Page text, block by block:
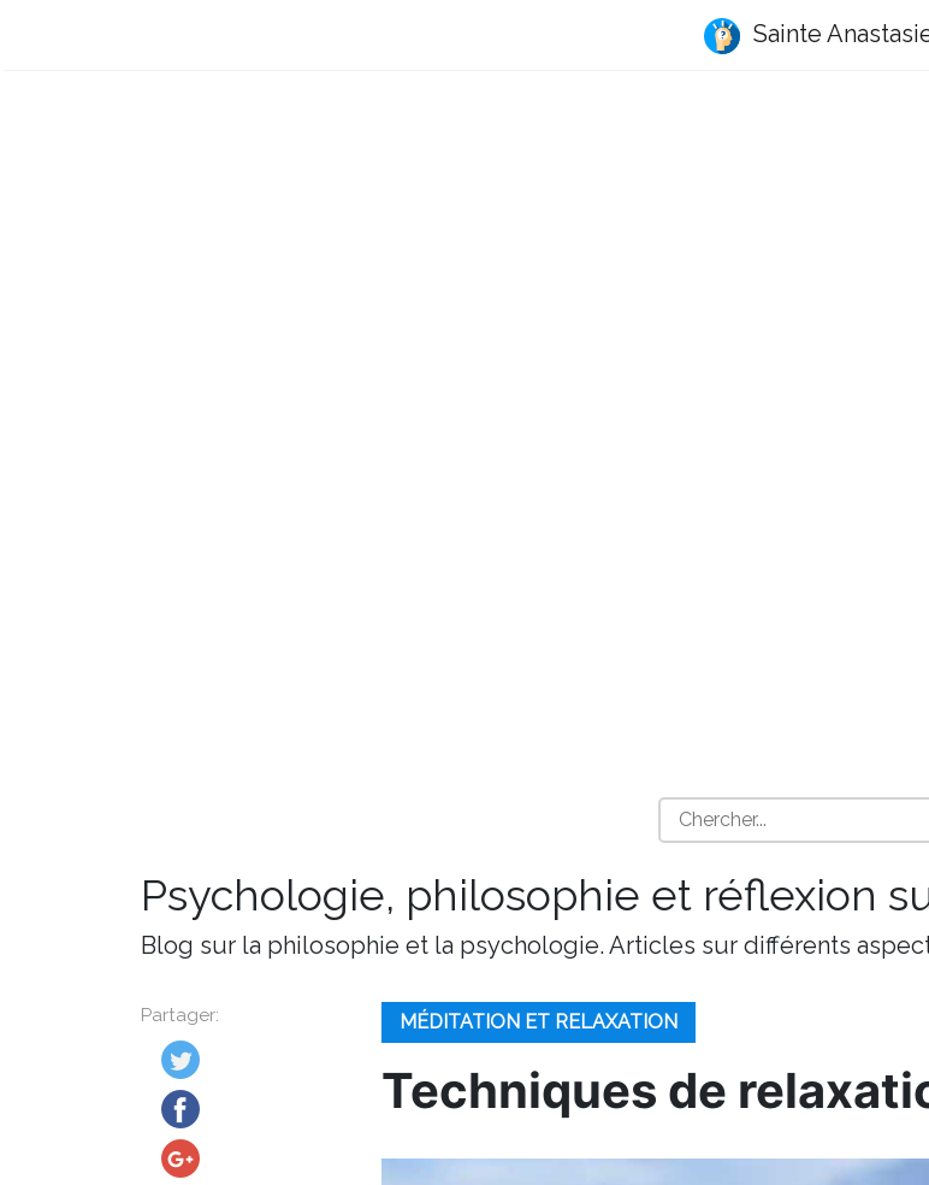
Sainte
Psychologie, philosophie et réflexion
Blog sur la philosophie et la psychologie. Articles sur différents
Partager: MÉDITATION ET RELAXATION
Techniques de